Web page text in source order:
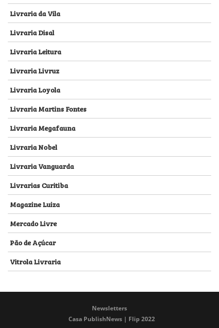
Livraria da Vila
Livraria Disal
Livraria Leitura
Livraria Livruz
Livraria Loyola
Livraria Martins Fontes
Livraria Megafauna
Livraria Nobel
Livraria Vanguarda
Livrarias Curitiba
Magazine Luiza
Mercado Livre
Pão de Açúcar
Vitrola Livraria
Newsletters
Casa PublishNews | Flip 2022